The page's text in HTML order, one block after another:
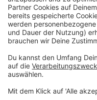
sammeln.
Details durch
Nutzung des
Mehr
Die neue Single der